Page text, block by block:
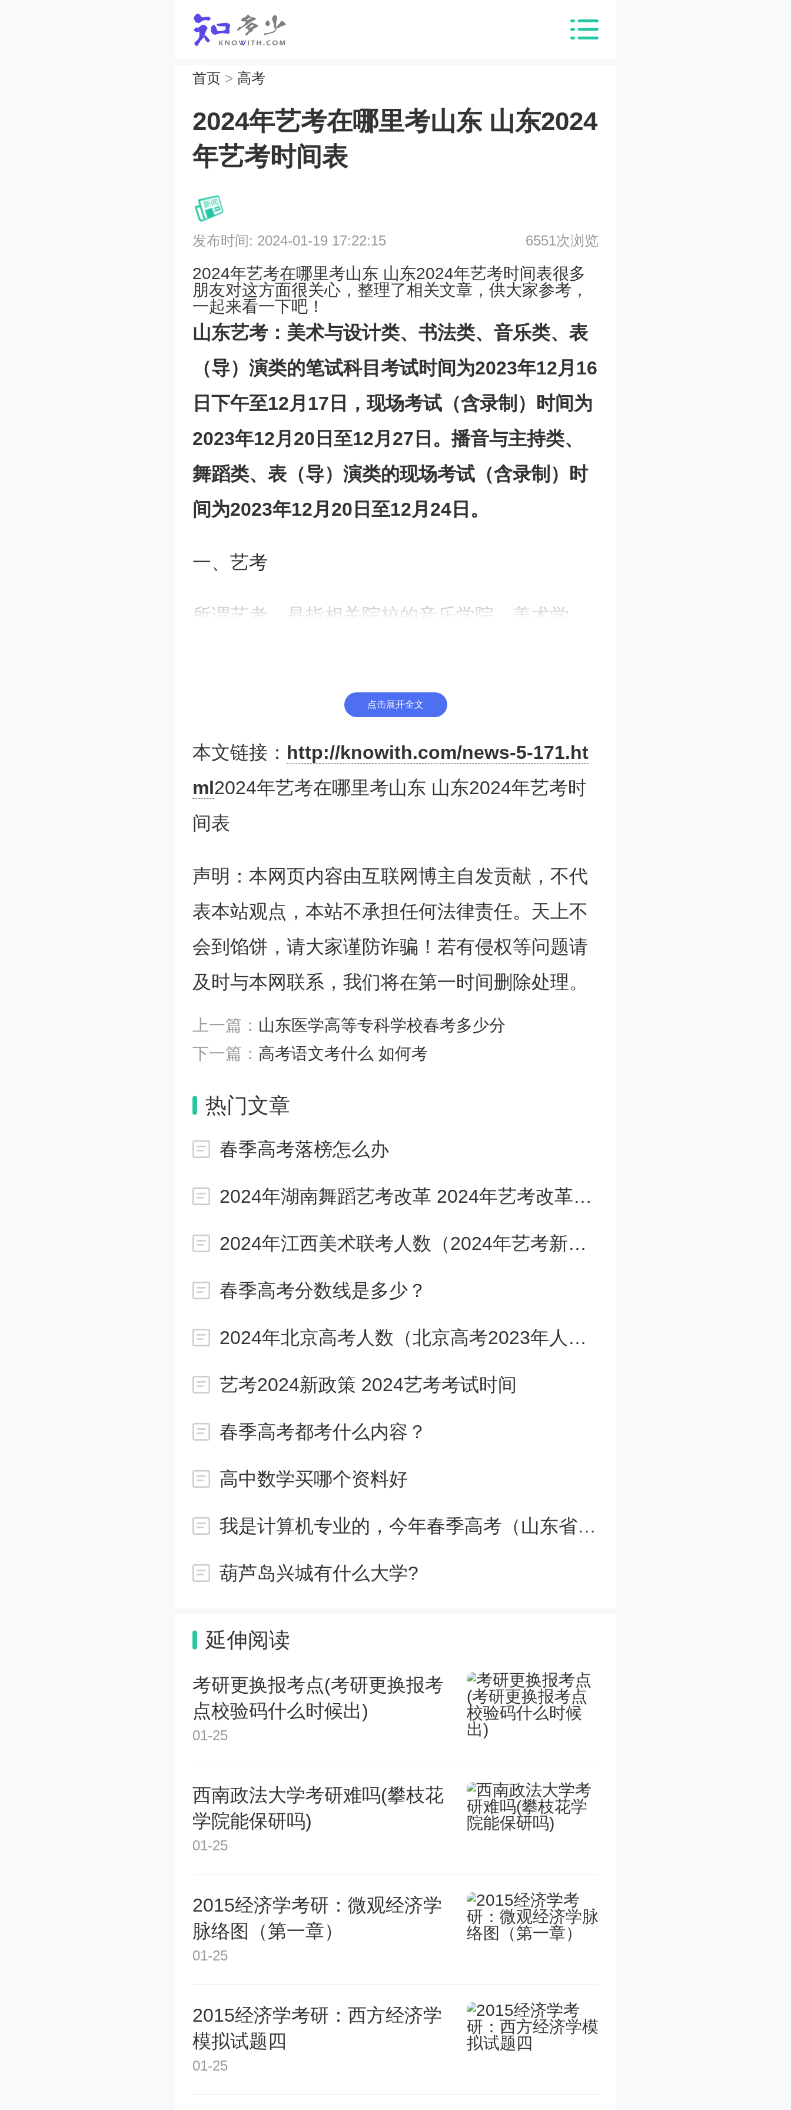
首页 > 高考
2024年艺考在哪里考山东 山东2024
年艺考时间表
发布时间: 2024-01-19 17:22:15 6551次浏览
2024年艺考在哪里考山东 山东2024年艺考时间表很多
朋友对这方面很关心，整理了相关文章，供大家参考，
一起来看一下吧！
山东艺考：美术与设计类、书法类、音乐类、表
（导）演类的笔试科目考试时间为2023年12月16
日下午至12月17日，现场考试（含录制）时间为
2023年12月20日至12月27日。播音与主持类、
舞蹈类、表（导）演类的现场考试（含录制）时
间为2023年12月20日至12月24日。
一、艺考
所谓艺考，是指相关院校的音乐学院，美术学
艺术考试是指依照2004年7月1日中华人民共和国
文化部颁布并开始实施的第31号令即《社会艺术
水平考级管理办法》，取得资格的艺术考级机构
术人员的艺术水平进行测评和给予指导的活动。
二、艺考的方式
通过书面、口头提问或实际操作等方式，考查参
试者所掌握的知识和技能的活动。即：“除了题
目，任何东西都不能看地做功课”。
要求考试者在规定的时间内按指定的方式解答精
心选定的题目或按主测单位的要求完成一定的实
信息。
选择艺考院校需要考虑的因素
科成绩还有所限制，这些都要事先了解清楚。参
加校考的同时，要兼顾文化课的复习，因为这段
时间很长，可以好好利用。
2、自己实际水平
际水平的院校进行冲刺；此外，也要考几所保底
的院校，确保升学有保障。
3、招生情况和招生指标
如果该校在某省招生数量极少，就要慎重报考，
最好选一些招生人数多，难度相对低的学校给孩
好。
2024年艺考新规定
艺考规则重点（一）：根据教育部文件指示，20
24年以后，艺术类校考依然允许存在，只是需要
点击展开全文
本文链接： http://knowith.com/news-5-171.ht
ml2024年艺考在哪里考山东 山东2024年艺考时
间表
声明：本网页内容由互联网博主自发贡献，不代
表本站观点，本站不承担任何法律责任。天上不
会到馅饼，请大家谨防诈骗！若有侵权等问题请
及时与本网联系，我们将在第一时间删除处理。
上一篇： 山东医学高等专科学校春考多少分
下一篇： 高考语文考什么 如何考
热门文章
春季高考落榜怎么办
2024年湖南舞蹈艺考改革 2024年艺考改革政策
2024年江西美术联考人数（2024年艺考新规定）
春季高考分数线是多少？
2024年北京高考人数（北京高考2023年人数）
艺考2024新政策 2024艺考考试时间
春季高考都考什么内容？
高中数学买哪个资料好
我是计算机专业的，今年春季高考（山东省）考了462分，上什么大学好呢？
葫芦岛兴城有什么大学?
延伸阅读
考研更换报考点(考研更换报考
点校验码什么时候出)
01-25
西南政法大学考研难吗(攀枝花
学院能保研吗)
01-25
2015经济学考研：微观经济学
脉络图（第一章）
01-25
2015经济学考研：西方经济学
模拟试题四
01-25